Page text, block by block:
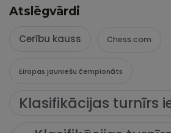
Atslēgvārdi
Cerību kauss Chess.com
Eiropas jauniešu čempionāts
Klasifikācijas turnīrs